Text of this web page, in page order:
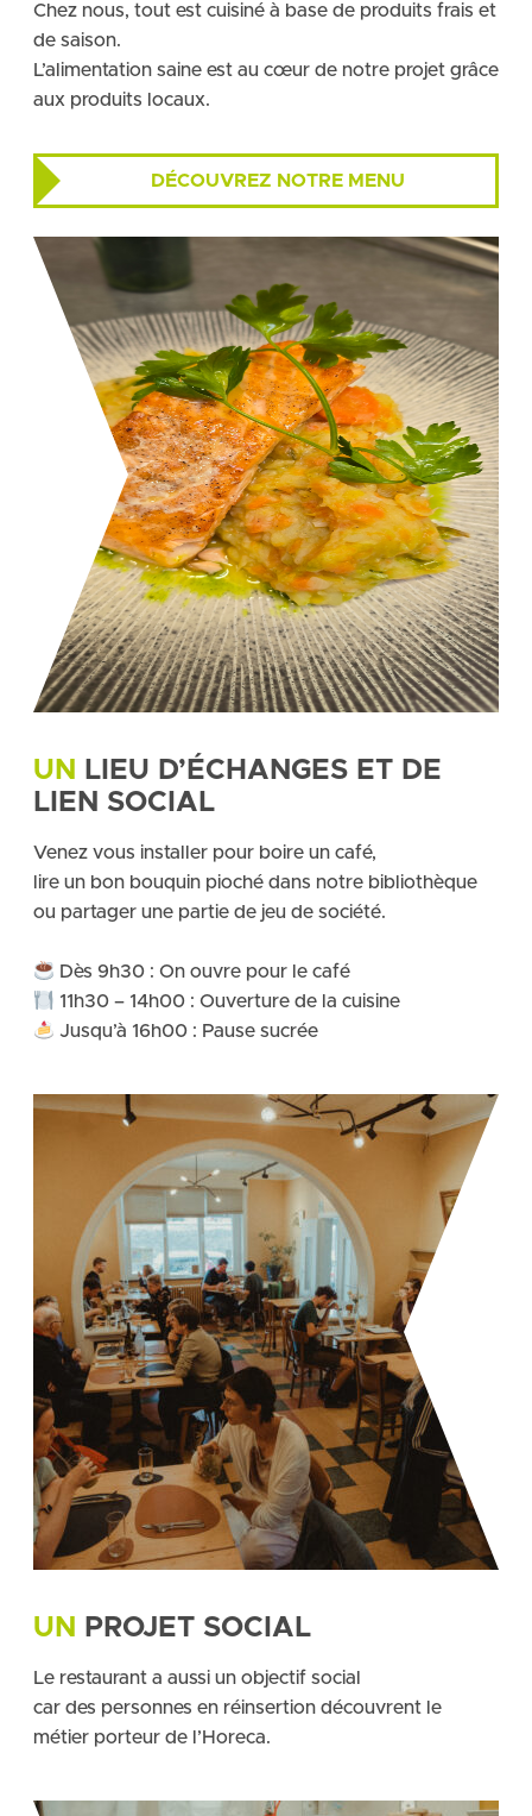
Chez nous, tout est cuisiné à base de produits frais et
de saison.
L’alimentation saine est au cœur de notre projet grâce
aux produits locaux.
DÉCOUVREZ NOTRE MENU
UN
LIEU D’ÉCHANGES ET DE
LIEN SOCIAL
Venez vous installer pour boire un café,
lire un bon bouquin pioché dans notre bibliothèque
ou partager une partie de jeu de société.
Dès 9h30 : On ouvre pour le café
11h30 – 14h00 : Ouverture de la cuisine
Jusqu’à 16h00 : Pause sucrée
UN PROJET SOCIAL
Le restaurant a aussi un objectif social
car des personnes en réinsertion découvrent le
métier porteur de l’Horeca.